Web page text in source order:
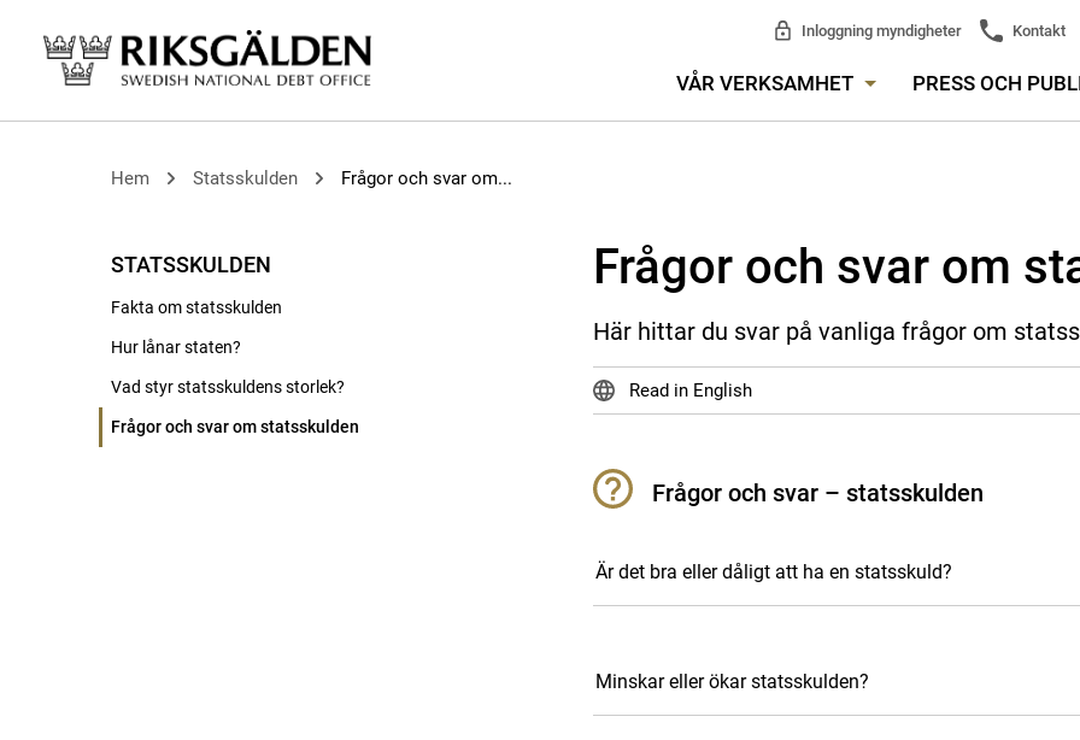
Inloggning myndigheter Kontakt
VÅR VERKSAMHET PRESS OCH
Hem Statsskulden Frågor och svar om...
STATSSKULDEN
Fakta om statsskulden
Hur lånar staten?
Vad styr statsskuldens storlek?
Frågor och svar om statsskulden
Frågor och svar om
Här hittar du svar på vanliga frågor om
Read in English
Frågor och svar – statsskulden
Är det bra eller dåligt att ha en statsskuld?
Minskar eller ökar statsskulden?